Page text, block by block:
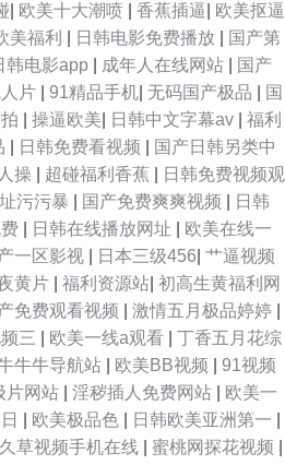
欧美十大潮喷 香蕉插逼
欧美抠逼
美福利 日韩电影免费播放
国产第
韩电影app 成年人在线网站
国产
片 91精品手机 无码国产极品
国
操逼欧美 日韩中文字幕av
福利
日韩免费看视频
国产日韩另类中
操 超碰福利香蕉
日韩免费视频观
污污暴 国产免费爽爽视频
日韩
日韩在线播放网址
欧美在线一
一区影视 日本三级456 艹逼视频
黄片 福利资源站 初高生黄福利网
免费观看视频 激情五月极品婷婷
三 欧美一线a观看
丁香五月花综
牛牛导航站 欧美BB视频
91视频
片网站 淫秽插人免费网站
欧美一
欧美极品色 日韩欧美亚洲第一
久草视频手机在线 蜜桃网探花视频